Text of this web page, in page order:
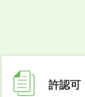
許認可